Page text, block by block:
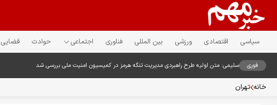
سیاسی اقتصادی ورزشی بین المللی فناوری اجتماعی حوادث قضایی
فوری سلیمی: متن اولیه طرح راهبردی مدیریت تنگه هرمز در کمیسیون امنیت ملی بررسی شد
خانه تهران